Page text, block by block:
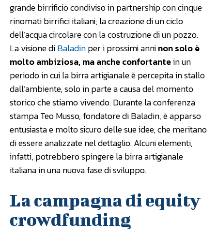
grande birrificio condiviso in partnership con cinque
rinomati birrifici italiani; la creazione di un ciclo
dell’acqua circolare con la costruzione di un pozzo.
La visione diBaladinper i prossimi anninon solo è
molto ambiziosa, ma anche confortantein un
periodo in cui la birra artigianale è percepita in stallo
dall’ambiente, solo in parte a causa del momento
storico che stiamo vivendo. Durante la conferenza
stampa Teo Musso, fondatore di Baladin, è apparso
entusiasta e molto sicuro delle sue idee, che meritano
di essere analizzate nel dettaglio. Alcuni elementi,
infatti, potrebbero spingere la birra artigianale
italiana in una nuova fase di sviluppo.
La campagna di equity
crowdfunding